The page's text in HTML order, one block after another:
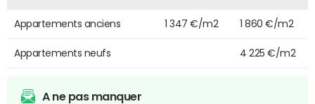
Appartements anciens 1 347 €/m2 1 860 €/m2
Appartements neufs 4 225 €/m2
A ne pas manquer